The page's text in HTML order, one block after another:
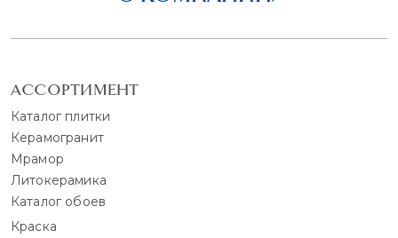
АССОРТИМЕНТ
Каталог плитки
Керамогранит
Мрамор
Литокерамика
Каталог обоев
Краска